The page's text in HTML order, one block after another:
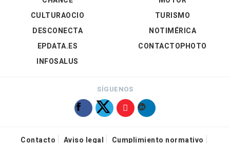
CULTURAOCIO
DESCONECTA
EPDATA.ES
INFOSALUS
TURISMO
NOTIMÉRICA
CONTACTOPHOTO
SÍGUENOS
Contacto Aviso legal
Cumplimiento normativo